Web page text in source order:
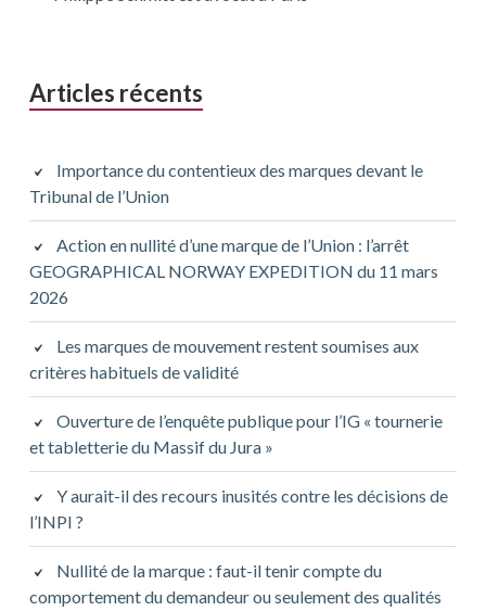
Articles récents
Importance du contentieux des marques devant le
Tribunal de l’Union
Action en nullité d’une marque de l’Union : l’arrêt
GEOGRAPHICAL NORWAY EXPEDITION du 11 mars
2026
Les marques de mouvement restent soumises aux
critères habituels de validité
Ouverture de l’enquête publique pour l’IG « tournerie
et tabletterie du Massif du Jura »
Y aurait-il des recours inusités contre les décisions de
l’INPI ?
Nullité de la marque : faut-il tenir compte du
comportement du demandeur ou seulement des qualités